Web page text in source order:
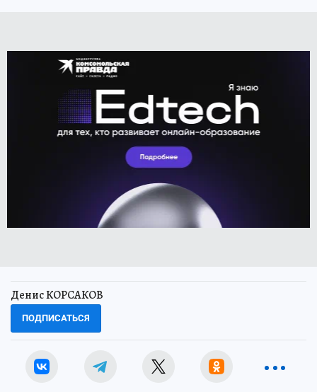
Денис КОРСАКОВ
ПОДПИСАТЬСЯ